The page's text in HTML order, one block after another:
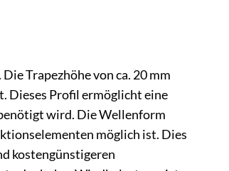
Trapezhöhe von ca. 20 mm
Dieses Profil ermöglicht eine
wird. Die Wellenform
möglich ist. Dies
kostengünstigeren